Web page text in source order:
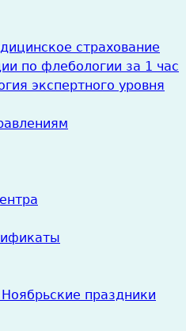
страхование
по флебологии за 1 час
экспертного уровня
праздники